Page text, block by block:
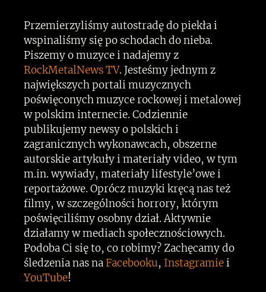
Przemierzyliśmy autostradę do piekła i
wspinaliśmy się po schodach do nieba.
Piszemy o muzyce i nadajemy z
RockMetalNews TV. Jesteśmy jednym z
największych portali muzycznych
poświęconych muzyce rockowej i metalowej
w polskim internecie. Codziennie
publikujemy newsy o polskich i
zagranicznych wykonawcach, obszerne
autorskie artykuły i materiały video, w tym
m.in. wywiady, materiały lifestyle’owe i
reportażowe. Oprócz muzyki kręcą nas też
filmy, w szczególności horrory, którym
poświęciliśmy osobny dział. Aktywnie
działamy w mediach społecznościowych.
Podoba Ci się to, co robimy? Zachęcamy do
śledzenia nas naFacebooku, Instagramiei
YouTube!